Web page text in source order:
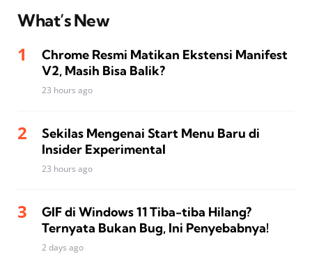
What’s New
Chrome Resmi Matikan Ekstensi Manifest
V2, Masih Bisa Balik?
23 hours ago
Sekilas Mengenai Start Menu Baru di
Insider Experimental
23 hours ago
GIF di Windows 11 Tiba-tiba Hilang?
Ternyata Bukan Bug, Ini Penyebabnya!
2 days ago